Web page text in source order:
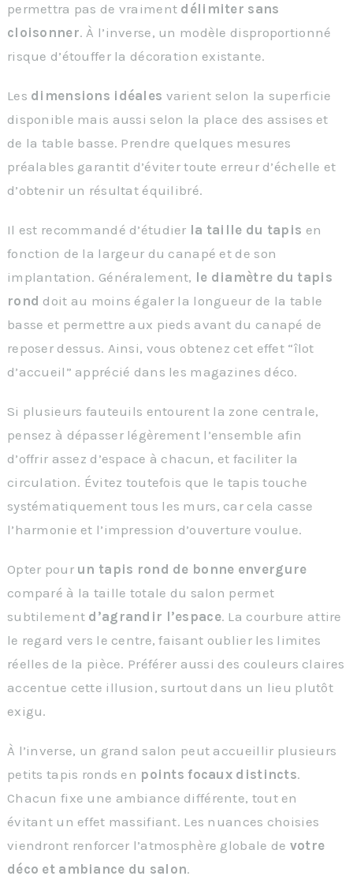
permettra pas de vraiment délimiter sans
cloisonner. À l’inverse, un modèle disproportionné
risque d’étouffer la décoration existante.
Les dimensions idéales varient selon la superficie
disponible mais aussi selon la place des assises et
de la table basse. Prendre quelques mesures
préalables garantit d’éviter toute erreur d’échelle et
d’obtenir un résultat équilibré.
Il est recommandé d’étudier la taille du tapis en
fonction de la largeur du canapé et de son
implantation. Généralement, le diamètre du tapis
rond doit au moins égaler la longueur de la table
basse et permettre aux pieds avant du canapé de
reposer dessus. Ainsi, vous obtenez cet effet “îlot
d’accueil” apprécié dans les magazines déco.
Si plusieurs fauteuils entourent la zone centrale,
pensez à dépasser légèrement l’ensemble afin
d’offrir assez d’espace à chacun, et faciliter la
circulation. Évitez toutefois que le tapis touche
systématiquement tous les murs, car cela casse
l’harmonie et l’impression d’ouverture voulue.
Opter pour un tapis rond de bonne envergure
comparé à la taille totale du salon permet
subtilement d’agrandir l’espace. La courbure attire
le regard vers le centre, faisant oublier les limites
réelles de la pièce. Préférer aussi des couleurs claires
accentue cette illusion, surtout dans un lieu plutôt
exigu.
À l’inverse, un grand salon peut accueillir plusieurs
petits tapis ronds en points focaux distincts.
Chacun fixe une ambiance différente, tout en
évitant un effet massifiant. Les nuances choisies
viendront renforcer l’atmosphère globale de votre
déco et ambiance du salon.